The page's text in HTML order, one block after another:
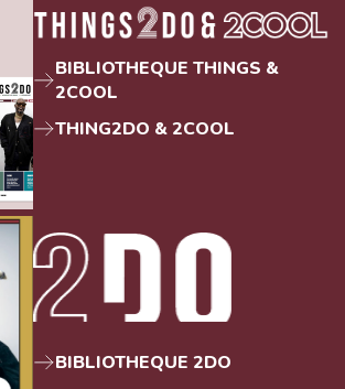
BIBLIOTHEQUE THINGS &
2COOL
THING2DO & 2COOL
BIBLIOTHEQUE 2DO